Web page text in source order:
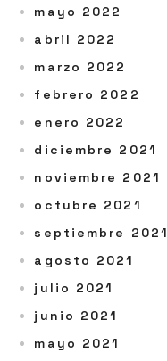
mayo 2022
abril 2022
marzo 2022
febrero 2022
enero 2022
diciembre 2021
noviembre 2021
octubre 2021
septiembre 2021
agosto 2021
julio 2021
junio 2021
mayo 2021